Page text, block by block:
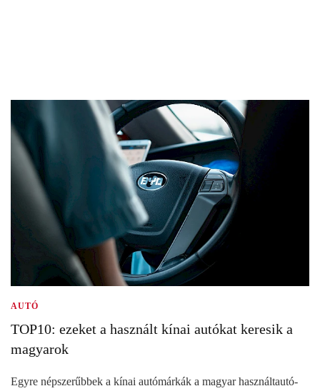
AUTÓ
TOP10: ezeket a használt kínai autókat keresik a
magyarok
Egyre népszerűbbek a kínai autómárkák a magyar használtautó-